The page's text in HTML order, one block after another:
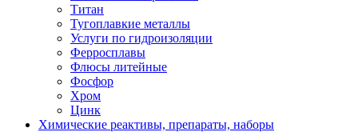
Титан
Тугоплавкие металлы
Услуги по гидроизоляции
Ферросплавы
Флюсы литейные
Фосфор
Хром
Цинк
Химические реактивы, препараты, наборы